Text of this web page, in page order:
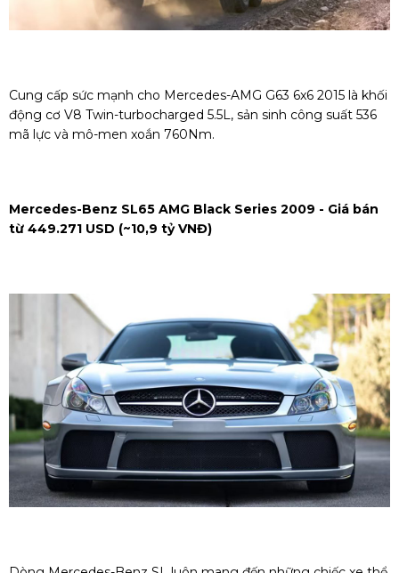
Cung cấp sức mạnh cho Mercedes-AMG G63 6x6 2015 là khối
động cơ V8 Twin-turbocharged 5.5L, sản sinh công suất 536
mã lực và mô-men xoắn 760Nm.
Mercedes-Benz SL65 AMG Black Series 2009 - Giá bán
từ 449.271 USD (~10,9 tỷ VNĐ)